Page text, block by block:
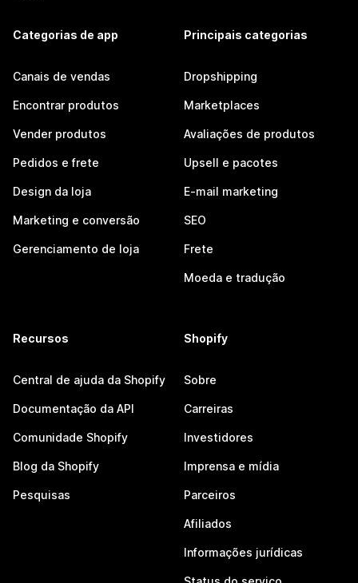
Categorias de app
Canais de vendas
Encontrar produtos
Vender produtos
Pedidos e frete
Design da loja
Marketing e conversão
Gerenciamento de loja
Principais categorias
Dropshipping
Marketplaces
Avaliações de produtos
Upsell e pacotes
E-mail marketing
SEO
Frete
Moeda e tradução
Recursos
Central de ajuda da Shopify
Documentação da API
Comunidade Shopify
Blog da Shopify
Pesquisas
Shopify
Sobre
Carreiras
Investidores
Imprensa e mídia
Parceiros
Afiliados
Informações jurídicas